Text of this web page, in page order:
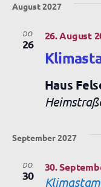
August 2027
DO.
26
26. August
Haus
September 2027
DO.
30
30.